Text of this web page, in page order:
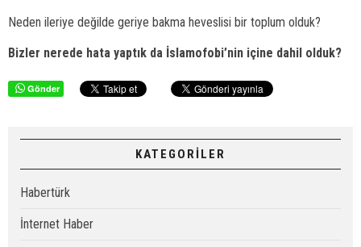
Neden ileriye değilde geriye bakma heveslisi bir toplum olduk?
Bizler nerede hata yaptık da İslamofobi’nin içine dahil olduk?
Gönder
KATEGORİLER
Habertürk
İnternet Haber